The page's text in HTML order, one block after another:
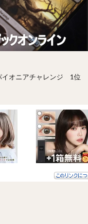
オニアチャレンジ 1位